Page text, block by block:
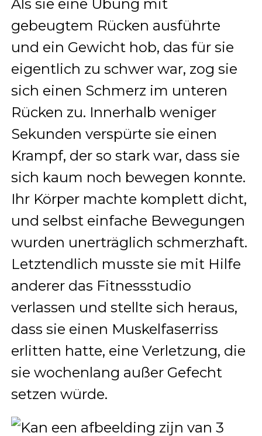
Als sie eine Übung mit
gebeugtem Rücken ausführte
und ein Gewicht hob, das für sie
eigentlich zu schwer war, zog sie
sich einen Schmerz im unteren
Rücken zu. Innerhalb weniger
Sekunden verspürte sie einen
Krampf, der so stark war, dass sie
sich kaum noch bewegen konnte.
Ihr Körper machte komplett dicht,
und selbst einfache Bewegungen
wurden unerträglich schmerzhaft.
Letztendlich musste sie mit Hilfe
anderer das Fitnessstudio
verlassen und stellte sich heraus,
dass sie einen Muskelfaserriss
erlitten hatte, eine Verletzung, die
sie wochenlang außer Gefecht
setzen würde.